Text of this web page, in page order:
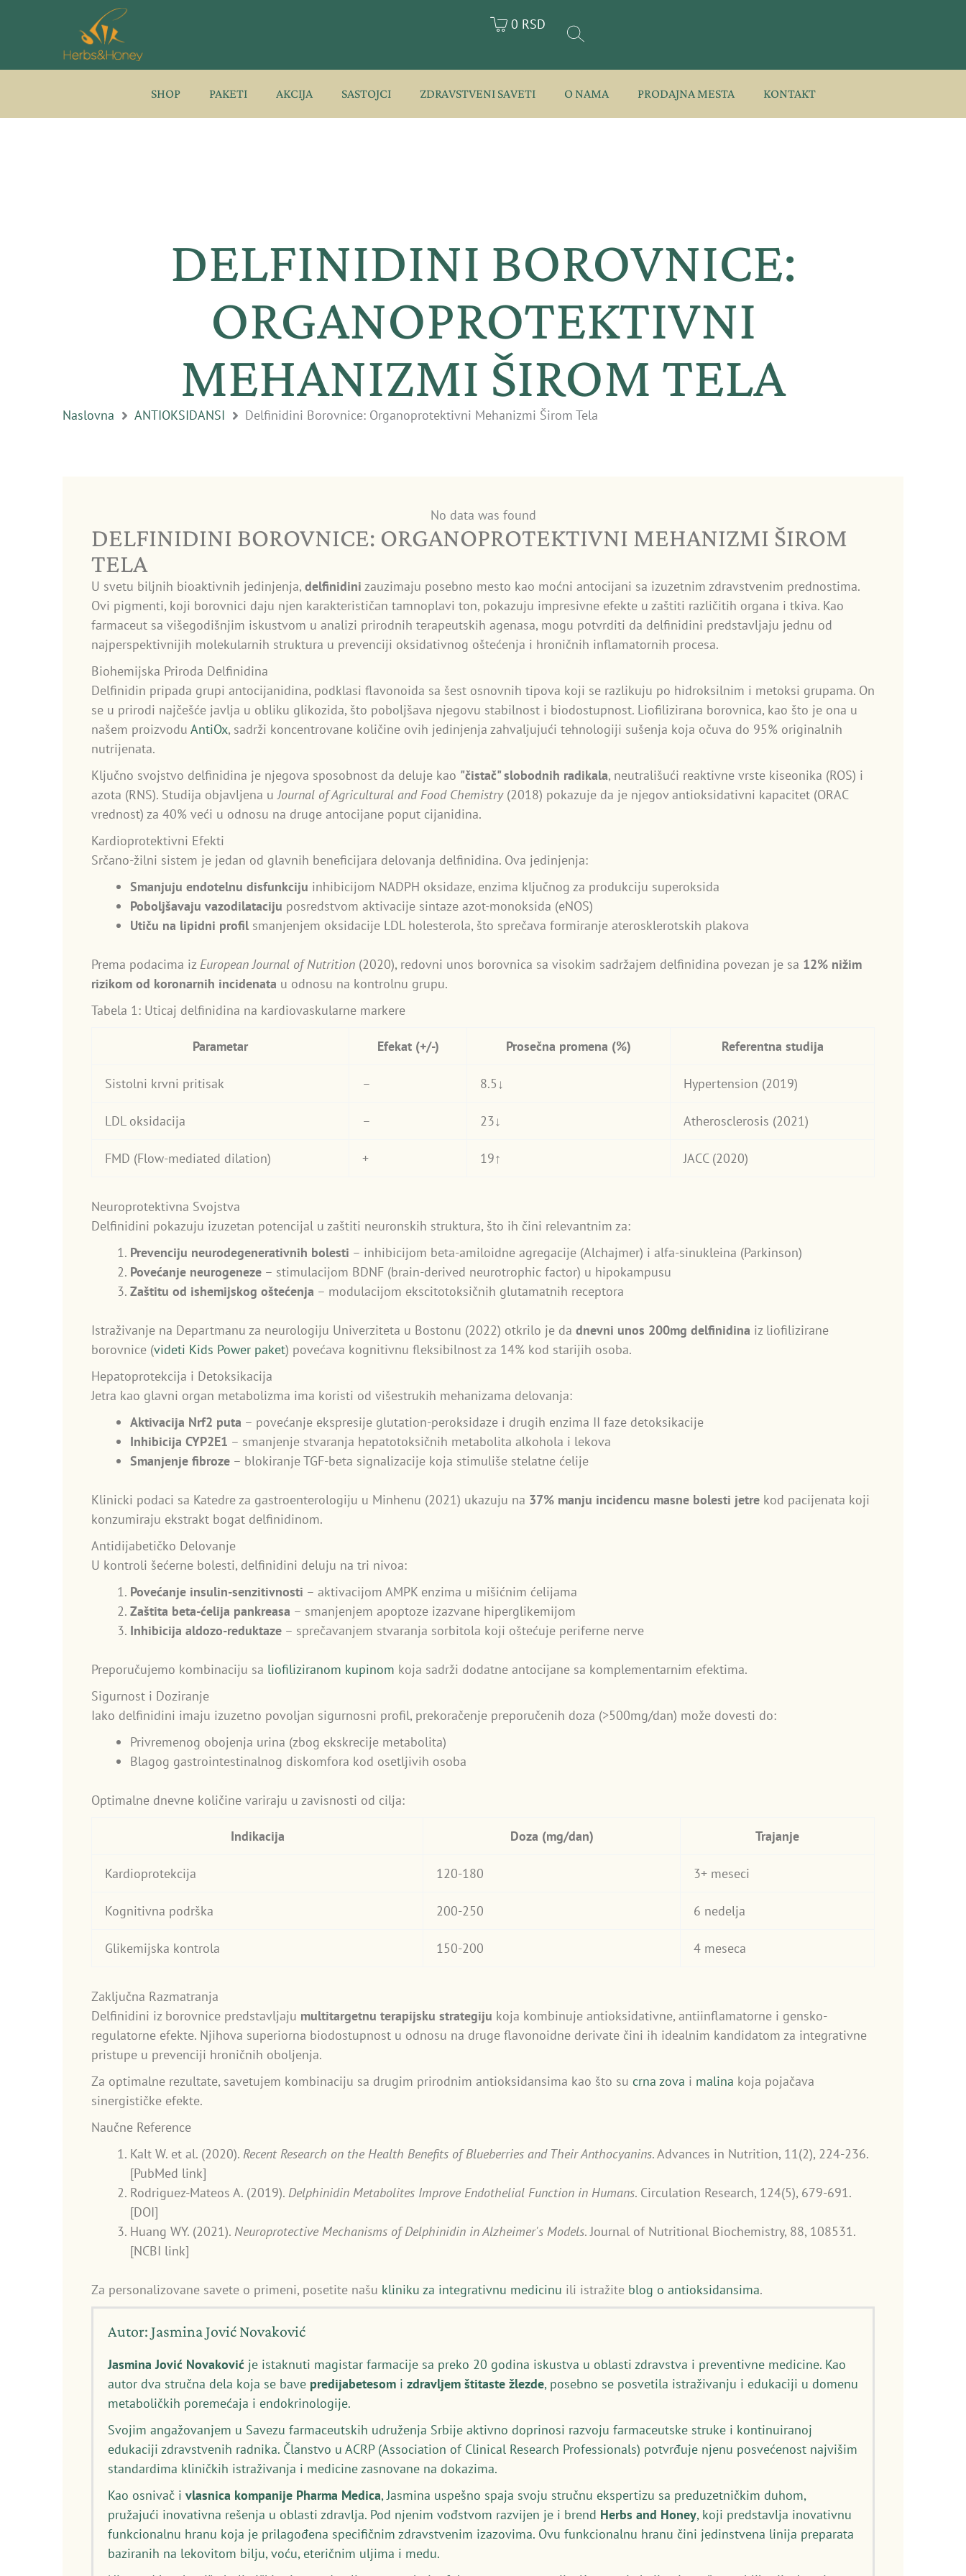
0 RSD
SHOP PAKETI AKCIJA SASTOJCI ZDRAVSTVENI SAVETI O NAMA PRODAJNA MESTA KONTAKT
DELFINIDINI BOROVNICE:
ORGANOPROTEKTIVNI
MEHANIZMI ŠIROM TELA
Naslovna ANTIOKSIDANSI Delfinidini Borovnice: Organoprotektivni Mehanizmi Širom Tela
No data was found
DELFINIDINI BOROVNICE: ORGANOPROTEKTIVNI MEHANIZMI ŠIROM
TELA
U svetu biljnih bioaktivnih jedinjenja, delfinidini zauzimaju posebno mesto kao moćni antocijani sa izuzetnim zdravstvenim prednostima.
Ovi pigmenti, koji borovnici daju njen karakterističan tamnoplavi ton, pokazuju impresivne efekte u zaštiti različitih organa i tkiva. Kao
farmaceut sa višegodišnjim iskustvom u analizi prirodnih terapeutskih agenasa, mogu potvrditi da delfinidini predstavljaju jednu od
najperspektivnijih molekularnih struktura u prevenciji oksidativnog oštećenja i hroničnih inflamatornih procesa.
Biohemijska Priroda Delfinidina
Delfinidin pripada grupi antocijanidina, podklasi flavonoida sa šest osnovnih tipova koji se razlikuju po hidroksilnim i metoksi grupama. On
se u prirodi najčešće javlja u obliku glikozida, što poboljšava njegovu stabilnost i biodostupnost. Liofilizirana borovnica, kao što je ona u
našem proizvodu AntiOx, sadrži koncentrovane količine ovih jedinjenja zahvaljujući tehnologiji sušenja koja očuva do 95% originalnih
nutrijenata.
Ključno svojstvo delfinidina je njegova sposobnost da deluje kao "čistač" slobodnih radikala, neutrališući reaktivne vrste kiseonika (ROS) i
azota (RNS). Studija objavljena uJournal of Agricultural and Food Chemistry(2018) pokazuje da je njegov antioksidativni kapacitet (ORAC
vrednost) za 40% veći u odnosu na druge antocijane poput cijanidina.
Kardioprotektivni Efekti
Srčano-žilni sistem je jedan od glavnih beneficijara delovanja delfinidina. Ova jedinjenja:
Smanjuju endotelnu disfunkciju inhibicijom NADPH oksidaze, enzima ključnog za produkciju superoksida
Poboljšavaju vazodilataciju posredstvom aktivacije sintaze azot-monoksida (eNOS)
Utiču na lipidni profilsmanjenjem oksidacije LDL holesterola, što sprečava formiranje aterosklerotskih plakova
Prema podacima iz European Journal of Nutrition (2020), redovni unos borovnica sa visokim sadržajem delfinidina povezan je sa 12% nižim
rizikom od koronarnih incidenata u odnosu na kontrolnu grupu.
Tabela 1: Uticaj delfinidina na kardiovaskularne markere
Parametar Efekat (+/-) Prosečna promena (%) Referentna studija
Sistolni krvni pritisak – 8.5↓ Hypertension (2019)
LDL oksidacija – 23↓ Atherosclerosis (2021)
FMD (Flow-mediated dilation) + 19↑ JACC (2020)
Neuroprotektivna Svojstva
Delfinidini pokazuju izuzetan potencijal u zaštiti neuronskih struktura, što ih čini relevantnim za:
Prevenciju neurodegenerativnih bolesti – inhibicijom beta-amiloidne agregacije (Alchajmer) i alfa-sinukleina (Parkinson)
Povećanje neurogeneze – stimulacijom BDNF (brain-derived neurotrophic factor) u hipokampusu
Zaštitu od ishemijskog oštećenja – modulacijom ekscitotoksičnih glutamatnih receptora
Istraživanje na Departmanu za neurologiju Univerziteta u Bostonu (2022) otkrilo je da dnevni unos 200mg delfinidina iz liofilizirane
borovnice (videti Kids Power paket) povećava kognitivnu fleksibilnost za 14% kod starijih osoba.
Hepatoprotekcija i Detoksikacija
Jetra kao glavni organ metabolizma ima koristi od višestrukih mehanizama delovanja:
Aktivacija Nrf2 puta – povećanje ekspresije glutation-peroksidaze i drugih enzima II faze detoksikacije
Inhibicija CYP2E1 – smanjenje stvaranja hepatotoksičnih metabolita alkohola i lekova
Smanjenje fibroze – blokiranje TGF-beta signalizacije koja stimuliše stelatne ćelije
Klinicki podaci sa Katedre za gastroenterologiju u Minhenu (2021) ukazuju na 37% manju incidencu masne bolesti jetre kod pacijenata koji
konzumiraju ekstrakt bogat delfinidinom.
Antidijabetičko Delovanje
U kontroli šećerne bolesti, delfinidini deluju na tri nivoa:
Povećanje insulin-senzitivnosti – aktivacijom AMPK enzima u mišićnim ćelijama
Zaštita beta-ćelija pankreasa – smanjenjem apoptoze izazvane hiperglikemijom
Inhibicija aldozo-reduktaze – sprečavanjem stvaranja sorbitola koji oštećuje periferne nerve
Preporučujemo kombinaciju sa liofiliziranom kupinom koja sadrži dodatne antocijane sa komplementarnim efektima.
Sigurnost i Doziranje
Iako delfinidini imaju izuzetno povoljan sigurnosni profil, prekoračenje preporučenih doza (>500mg/dan) može dovesti do:
Privremenog obojenja urina (zbog ekskrecije metabolita)
Blagog gastrointestinalnog diskomfora kod osetljivih osoba
Optimalne dnevne količine variraju u zavisnosti od cilja:
Indikacija Doza (mg/dan) Trajanje
Kardioprotekcija 120-180 3+ meseci
Kognitivna podrška 200-250 6 nedelja
Glikemijska kontrola 150-200 4 meseca
Zaključna Razmatranja
Delfinidini iz borovnice predstavljaju multitargetnu terapijsku strategiju koja kombinuje antioksidativne, antiinflamatorne i gensko-
regulatorne efekte. Njihova superiorna biodostupnost u odnosu na druge flavonoidne derivate čini ih idealnim kandidatom za integrativne
pristupe u prevenciji hroničnih oboljenja.
Za optimalne rezultate, savetujem kombinaciju sa drugim prirodnim antioksidansima kao što su crna zova i malina koja pojačava
sinergističke efekte.
Naučne Reference
Kalt W. et al. (2020). Recent Research on the Health Benefits of Blueberries and Their Anthocyanins. Advances in Nutrition, 11(2), 224-236.
[PubMed link]
Rodriguez-Mateos A. (2019). Delphinidin Metabolites Improve Endothelial Function in Humans. Circulation Research, 124(5), 679-691.
[DOI]
Huang WY. (2021). Neuroprotective Mechanisms of Delphinidin in Alzheimer's Models. Journal of Nutritional Biochemistry, 88, 108531.
[NCBI link]
Za personalizovane savete o primeni, posetite našu kliniku za integrativnu medicinu ili istražite blog o antioksidansima.
Autor: Jasmina Jović Novaković
Jasmina Jović Novaković je istaknuti magistar farmacije sa preko 20 godina iskustva u oblasti zdravstva i preventivne medicine. Kao
autor dva stručna dela koja se bave predijabetesom i zdravljem štitaste žlezde, posebno se posvetila istraživanju i edukaciji u domenu
metaboličkih poremećaja i endokrinologije.
Svojim angažovanjem u Savezu farmaceutskih udruženja Srbije aktivno doprinosi razvoju farmaceutske struke i kontinuiranoj
edukaciji zdravstvenih radnika. Članstvo u ACRP (Association of Clinical Research Professionals) potvrđuje njenu posvećenost najvišim
standardima kliničkih istraživanja i medicine zasnovane na dokazima.
Kao osnivač i vlasnica kompanije Pharma Medica, Jasmina uspešno spaja svoju stručnu ekspertizu sa preduzetničkim duhom,
pružajući inovativna rešenja u oblasti zdravlja. Pod njenim vođstvom razvijen je i brend Herbs and Honey, koji predstavlja inovativnu
funkcionalnu hranu koja je prilagođena specifičnim zdravstvenim izazovima. Ovu funkcionalnu hranu čini jedinstvena linija preparata
baziranih na lekovitom bilju, voću, eteričnim uljima i medu.